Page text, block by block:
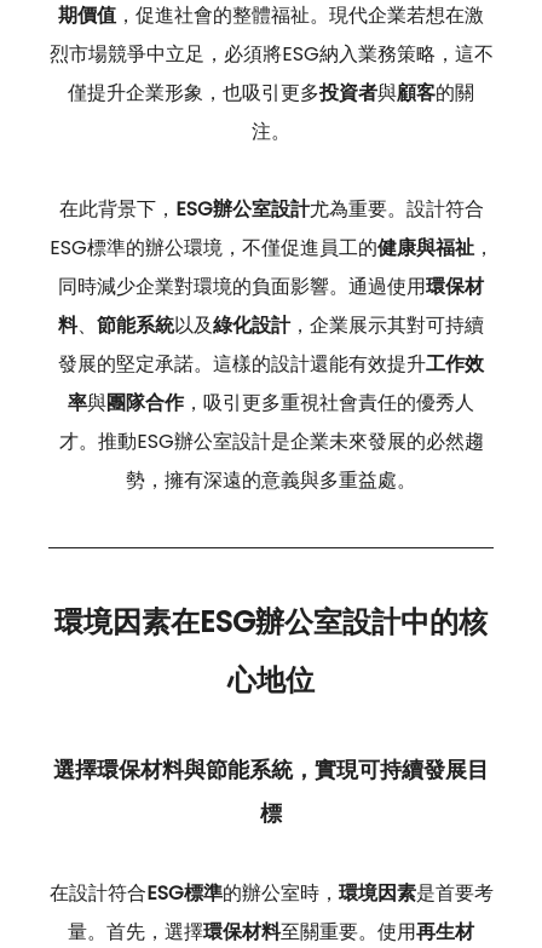
期價值，促進社會的整體福祉。現代企業若想在激
烈市場競爭中立足，必須將ESG納入業務策略，這不
僅提升企業形象，也吸引更多投資者與顧客的關
注。
在此背景下， ESG辦公室設計尤為重要。設計符合
ESG標準的辦公環境，不僅促進員工的健康與福祉，
同時減少企業對環境的負面影響。通過使用環保材
料、 節能系統以及綠化設計，企業展示其對可持續
發展的堅定承諾。這樣的設計還能有效提升工作效
率與團隊合作，吸引更多重視社會責任的優秀人
才。推動ESG辦公室設計是企業未來發展的必然趨
勢，擁有深遠的意義與多重益處。
環境因素在ESG辦公室設計中的核
心地位
選擇環保材料與節能系統，實現可持續發展目
標
在設計符合ESG標準的辦公室時， 環境因素是首要考
量。首先，選擇環保材料至關重要。使用再生材